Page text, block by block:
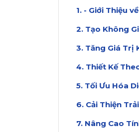
- Giới Thiệu
Tạo Không
Tăng Giá Trị
Thiết Kế
Tối Ưu Hóa
Cải Thiện
Nâng Cao